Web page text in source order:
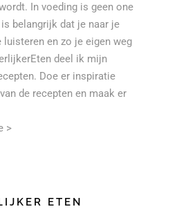
In voeding is geen one
belangrijk dat je naar je
luisteren en zo je eigen weg
deel ik mijn
Doe er inspiratie
de recepten en maak er
>
ETEN